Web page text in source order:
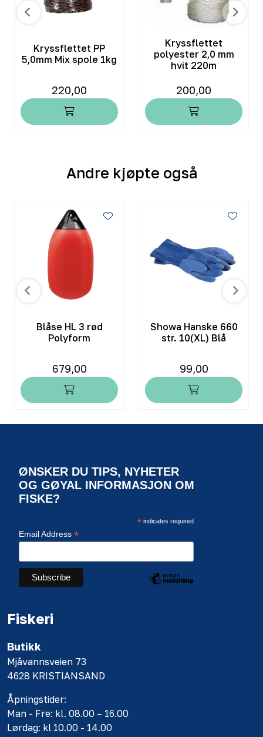
Kryssflettet PP
5,0mm Mix spole 1kg
220,00
Kryssflettet
polyester 2,0 mm
hvit 220m
200,00
Andre kjøpte også
Blåse HL 3 rød
Polyform
679,00
Showa Hanske 660
str. 10(XL) Blå
99,00
ØNSKER DU TIPS, NYHETER
OG GØYAL INFORMASJON OM
FISKE?
*indicates required
Email Address *
Fiskeri
Butikk
Mjåvannsveien 73
4628 KRISTIANSAND
Åpningstider:
Man - Fre: kl. 08.00 – 16.00
Lørdag: kl 10.00 - 14.00